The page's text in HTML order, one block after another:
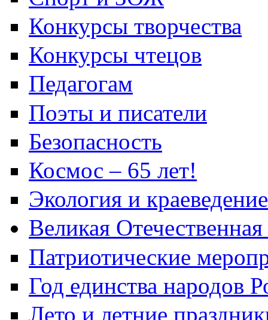
Конкурсы творчества
Конкурсы чтецов
Педагогам
Поэты и писатели
Безопасность
Космос – 65 лет!
Экология и краеведение
Великая
Патриотические
Год единства народов
Лето и летние